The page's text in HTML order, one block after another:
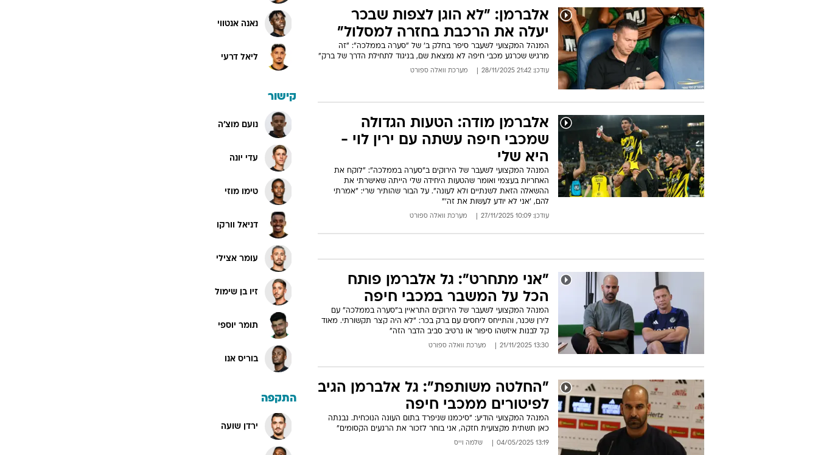
אלברמן: "לא הוגן לצפות שבכר
יעלה את הרכבת בחזרה למסלול"
המנהל המקצועי לשעבר סיפר בחלק ב' של "סערה בממלכה": "זה
מרגיש שכרגע מכבי חיפה לא נמצאת שם, בניגוד לתחילת הדרך של ברק"
עודכן: 21:42 28/11/2025 מערכת וואלה ספורט
אלברמן מודה: הטעות הגדולה
שמכבי חיפה עשתה עם ירין לוי -
היא שלי
המנהל המקצועי לשעבר של הירוקים ב"סערה בממלכה": "לוקח את
האחריות בעצמי ואומר שהטעות היחידה שלי הייתה שאישרתי את
ההשאלה הזאת לשנתיים ולא לעונה". על הבור שהותיר שרי: "אמרתי
להם, 'אני לא יודע לעשות את זה'"
עודכן: 10:09 27/11/2025 מערכת וואלה ספורט
"אני מתחרט": גל אלברמן פותח
הכל על המשבר במכבי חיפה
המנהל המקצועי לשעבר של הירוקים התראיין ב"סערה בממלכה" עם
לירן שכנר, והתייחס ליחסים עם ברק בכר: "לא היה קצר תקשורתי. מאוד
קל לבנות איזשהו סיפור או נרטיב סביב הדבר הזה"
13:30 21/11/2025 מערכת וואלה ספורט
"החלטה משותפת": גל אלברמן הגיב
לפיטורים ממכבי חיפה
המנהל המקצועי הודיע: "סיכמנו שניפרד בתום העונה הנוכחית. נבנתה
כאן תשתית מקצועית חזקה, אני בוחר לזכור את הרגעים הקסומים"
13:19 04/05/2025 שלמה וייס
נאנה אנטווי
ליאל דרעי
קישור
נועם מוצ'ה
עדי יונה
טימו מוזי
דניאל וורקו
עומר אצילי
זיו בן שימול
תומר יוספי
בוריס אנו
התקפה
ירדן שועה